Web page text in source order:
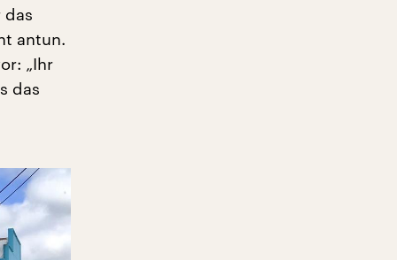
das
antun.
„Ihr
das